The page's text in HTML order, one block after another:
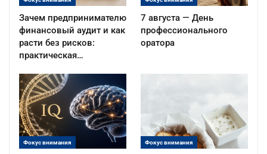
Зачем предпринимателю
финансовый аудит и как
расти без рисков:
практическая…
7 августа — День
профессионального
оратора
Фокус внимания Фокус внимания